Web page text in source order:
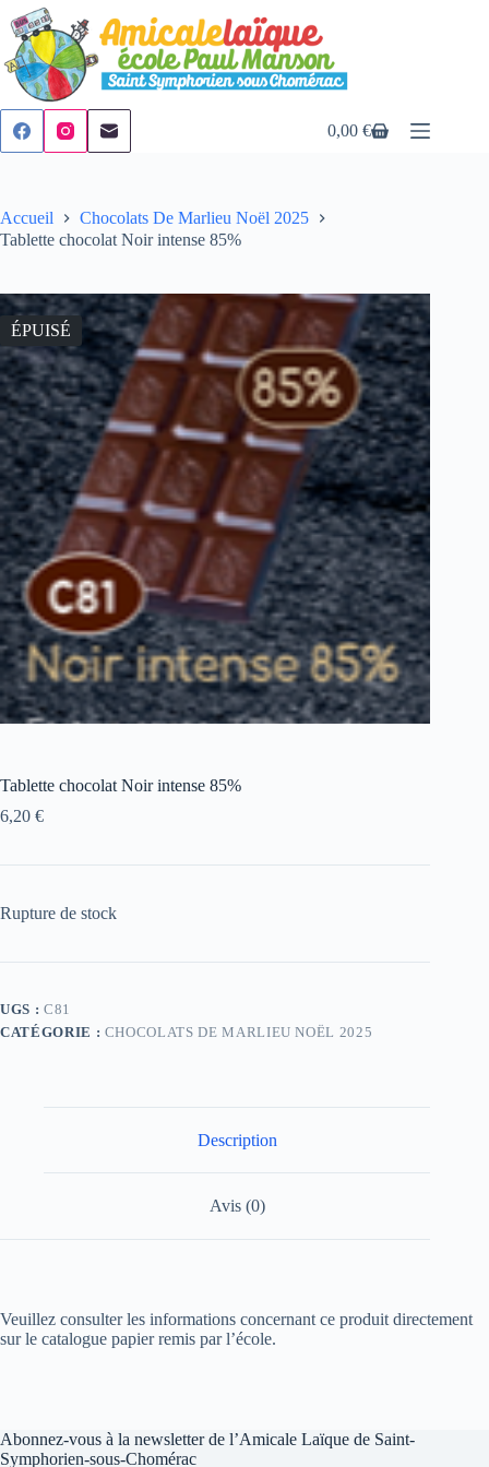
Passer
au
contenu
Panier
0,00€
Accueil
Chocolats De Marlieu Noël 2025
Tablette chocolat Noir intense 85%
ÉPUISÉ
Tablette chocolat Noir intense 85%
6,20 €
Rupture de stock
UGS : C81
CATÉGORIE : CHOCOLATS DE MARLIEU NOËL 2025
Description
Avis (0)
Veuillez consulter les informations concernant ce produit directement
sur le catalogue papier remis par l’école.
Abonnez-vous à la newsletter de l’Amicale Laïque de Saint-
Symphorien-sous-Chomérac